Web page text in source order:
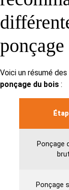
ponçage
Voici un résumé
ponçage du bois :
Ponçage
brut
Ponçage